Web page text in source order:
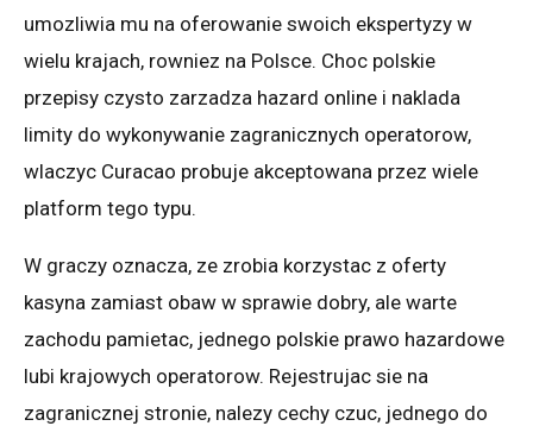
umozliwia mu na oferowanie swoich ekspertyzy w
wielu krajach, rowniez na Polsce. Choc polskie
przepisy czysto zarzadza hazard online i naklada
limity do wykonywanie zagranicznych operatorow,
wlaczyc Curacao probuje akceptowana przez wiele
platform tego typu.
W graczy oznacza, ze zrobia korzystac z oferty
kasyna zamiast obaw w sprawie dobry, ale warte
zachodu pamietac, jednego polskie prawo hazardowe
lubi krajowych operatorow. Rejestrujac sie na
zagranicznej stronie, nalezy cechy czuc, jednego do